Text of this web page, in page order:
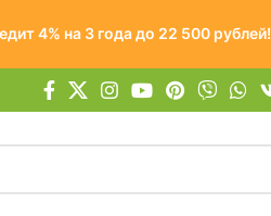
4% на 3 года до 22 500 рублей!